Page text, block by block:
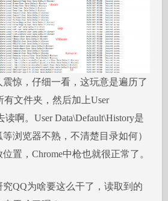
惊，仔细一看，这玩意是遍历了
有文件夹，然后加上User
读啊。User Data\Default\History是
浏览器不熟，不清楚目录如何）
置，Chrome中枪也就很正常了。
QQ为啥要这么干了，读取到的